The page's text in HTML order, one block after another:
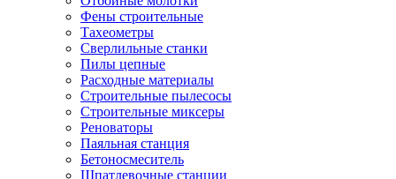
Фены строительные
Тахеометры
Сверлильные станки
Пилы цепные
Расходные материалы
Строительные пылесосы
Строительные миксеры
Реноваторы
Паяльная станция
Бетоносмеситель
Шпатлевочные станции